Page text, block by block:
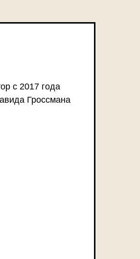
с 2017 года
Гроссмана